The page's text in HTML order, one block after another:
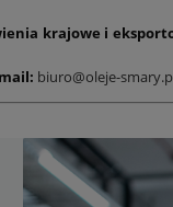
krajowe i
biuro@oleje-